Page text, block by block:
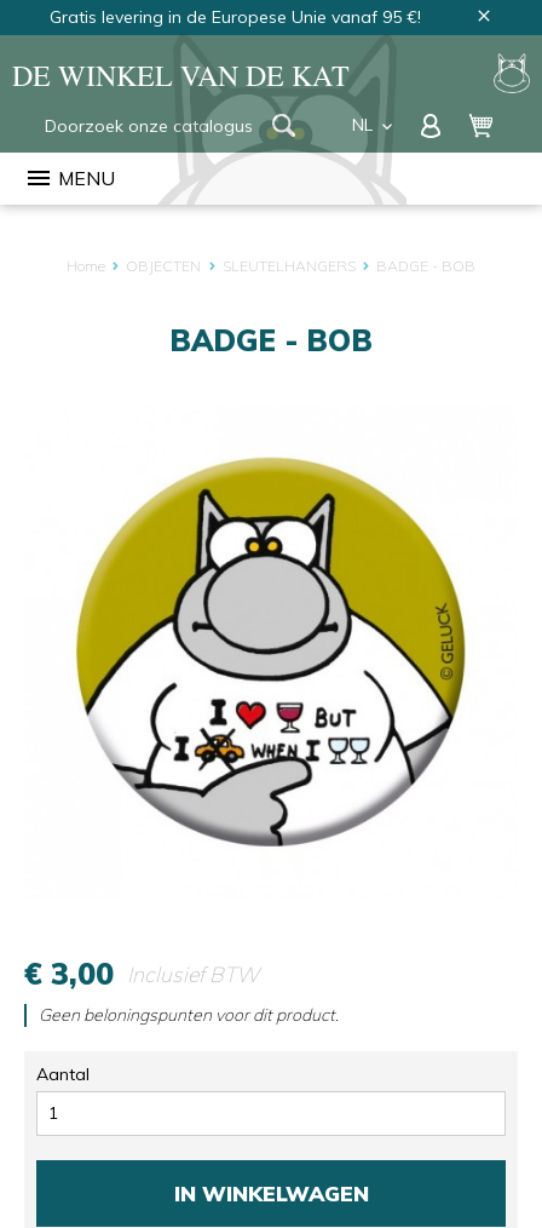
Gratis levering in de Europese Unie vanaf 95 €! close
DE WINKEL VAN DE KAT
NL keyboard_arrow_down
FR
EN
menu MENU
Home OBJECTEN SLEUTELHANGERS BADGE - BOB
BADGE - BOB
€ 3,00 Inclusief BTW
Geen beloningspunten voor dit product.
Aantal
IN WINKELWAGEN